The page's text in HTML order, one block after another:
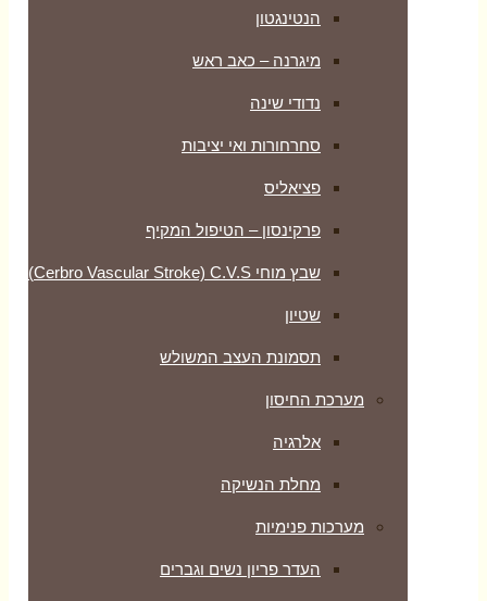
הנטינגטון
מיגרנה – כאב ראש
נדודי שינה
סחרחורות ואי יציבות
פציאליס
פרקינסון – הטיפול המקיף
שבץ מוחי Cerbro Vascular Stroke) C.V.S)
שטיון
תסמונת העצב המשולש
מערכת החיסון
אלרגיה
מחלת הנשיקה
מערכות פנימיות
העדר פריון נשים וגברים